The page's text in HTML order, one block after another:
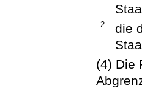
2.
die
(4) Die